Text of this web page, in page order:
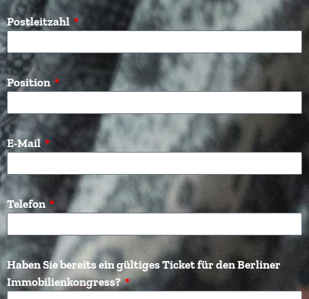
Postleitzahl
Position
E-Mail
Telefon
Haben Sie bereits ein gültiges Ticket für den Berliner
Immobilienkongress?